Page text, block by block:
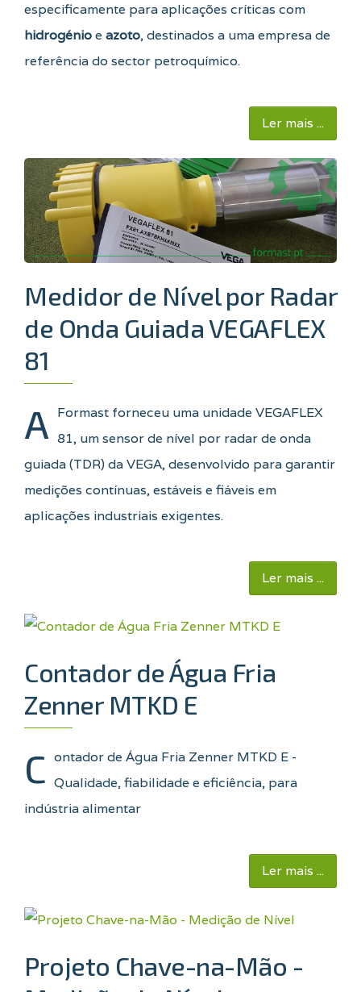
especificamente para aplicações críticas com
hidrogénioe azoto, destinados a uma empresa de
referência do sector petroquímico.
Ler mais ...
Medidor de Nível por Radar
de Onda Guiada VEGAFLEX
81
A Formast forneceu uma unidade VEGAFLEX
81, um sensor de nível por radar de onda
guiada (TDR) da VEGA, desenvolvido para garantir
medições contínuas, estáveis e fiáveis em
aplicações industriais exigentes.
Ler mais ...
Contador de Água Fria
Zenner MTKD E
C ontador de Água Fria Zenner MTKD E -
Qualidade, fiabilidade e eficiência, para
indústria alimentar
Ler mais ...
Projeto Chave-na-Mão -